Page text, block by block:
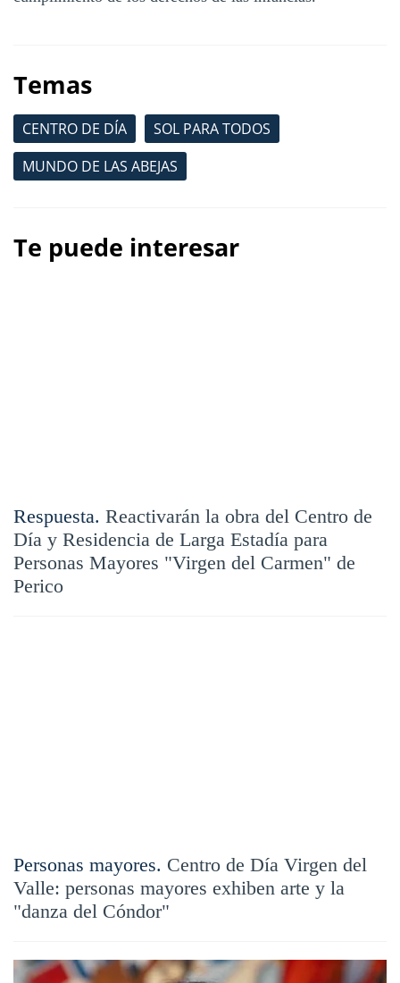
Temas
CENTRO DE DÍA
SOL PARA TODOS
MUNDO DE LAS ABEJAS
Te puede interesar
Respuesta. Reactivarán la obra del Centro de
Día y Residencia de Larga Estadía para
Personas Mayores "Virgen del Carmen" de
Perico
Personas mayores. Centro de Día Virgen del
Valle: personas mayores exhiben arte y la
"danza del Cóndor"